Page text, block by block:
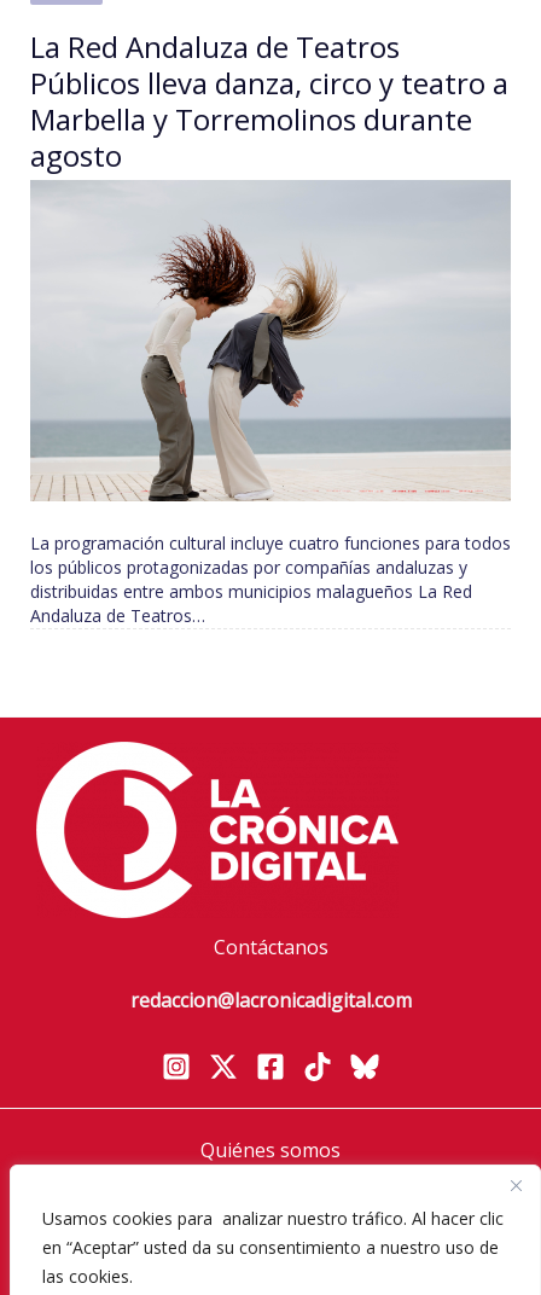
Usamos cookies para analizar nuestro tráfico. Al hacer clic
en “Aceptar” usted da su consentimiento a nuestro uso de
las cookies.
La Red Andaluza de Teatros
Públicos lleva danza, circo y teatro a
Marbella y Torremolinos durante
agosto
La programación cultural incluye cuatro funciones para todos
los públicos protagonizadas por compañías andaluzas y
distribuidas entre ambos municipios malagueños La Red
Andaluza de Teatros…
Contáctanos
redaccion@lacronicadigital.com
Quiénes somos
Aviso Legal
Política de cookies